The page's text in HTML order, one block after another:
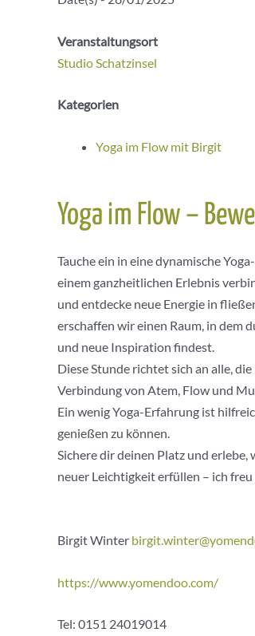
Veranstaltungsort
Studio Schatzinsel
Kategorien
Yoga im Flow mit Birgit
Yoga im Flow –
Tauche ein in eine dynamische
einem ganzheitlichen Erlebnis
und entdecke neue Energie in
erschaffen wir einen Raum, in dem
und neue Inspiration findest.
Diese Stunde richtet sich an alle,
Verbindung von Atem, Flow und
Ein wenig Yoga-Erfahrung ist
genießen zu können.
Sichere dir deinen Platz und
neuer Leichtigkeit erfüllen – ich
Birgit Winter
https://www.yomendoo.com/
Tel: 0151 24019014